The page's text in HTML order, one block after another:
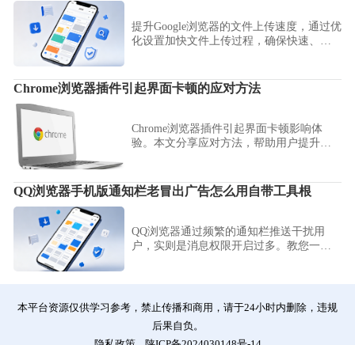
提升Google浏览器的文件上传速度，通过优
化设置加快文件上传过程，确保快速、顺
Chrome浏览器插件引起界面卡顿的应对方法
Chrome浏览器插件引起界面卡顿影响体
验。本文分享应对方法，帮助用户提升浏
QQ浏览器手机版通知栏老冒出广告怎么用自带工具根
QQ浏览器通过频繁的通知栏推送干扰用
户，实则是消息权限开启过多。教您一键
本平台资源仅供学习参考，禁止传播和商用，请于24小时内删除，违规
后果自负。